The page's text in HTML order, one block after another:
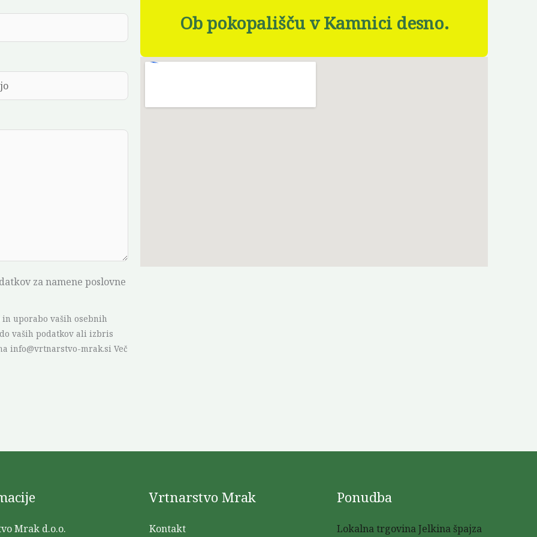
za namene poslovne
uporabo vaših osebnih
vaših podatkov ali izbris
info@vrtnarstvo-mrak.si Več
Ob pokopališču v Kamnici desno.
Mrak d.o.o.
Vrtnarstvo Mrak
Kontakt
Ponudba
Lokalna trgovina Jelkina špajza